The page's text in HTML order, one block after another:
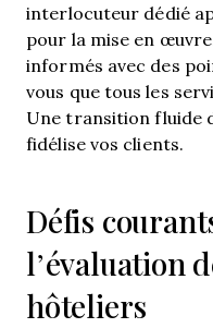
interlocuteur dédié
pour la mise en
informés avec des
vous que tous les
Une transition fluide
fidélise vos clients.
Défis
l’évaluation
hôteliers